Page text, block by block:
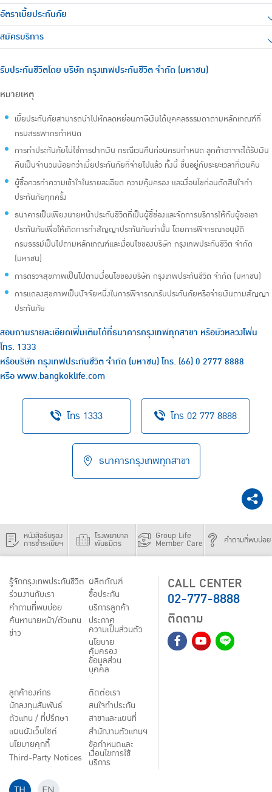
อัตราเบี้ยประกันภัย
สมัครบริการ
รับประกันชีวิตโดย บริษัท กรุงเทพประกันชีวิต จำกัด (มหาชน)
หมายเหตุ
เบี้ยประกันภัยสามารถนำไปหักลดหย่อนภาษีเงินได้บุคคลธรรมดาตามหลักเกณฑ์ที่
กรมสรรพากรกำหนด
การทำประกันภัยไม่ใช่การฝากเงิน กรณีเวนคืนก่อนครบกำหนด ลูกค้าอาจจะได้รับเงิน
คืนเป็นจำนวนน้อยกว่าเบี้ยประกันภัยที่จ่ายไปแล้ว ทั้งนี้ ขึ้นอยู่กับระยะเวลาที่เวนคืน
ผู้ซื้อควรทำความเข้าใจในรายละเอียด ความคุ้มครอง และเงื่อนไขก่อนตัดสินใจทำ
ประกันภัยทุกครั้ง
ธนาคารเป็นเพียงนายหน้าประกันชีวิตที่เป็นผู้ชี้ช่องและจัดการบริการให้กับผู้ขอเอา
ประกันภัยเพื่อให้เกิดการทำสัญญาประกันภัยเท่านั้น โดยการพิจารณาอนุมัติ
กรมธรรม์เป็นไปตามหลักเกณฑ์และเงื่อนไขของบริษัท กรุงเทพประกันชีวิต จำกัด
(มหาชน)
การตรวจสุขภาพเป็นไปตามเงื่อนไขของบริษัท กรุงเทพประกันชีวิต จำกัด (มหาชน)
การแถลงสุขภาพเป็นปัจจัยหนึ่งในการพิจารณารับประกันภัยหรือจ่ายเงินตามสัญญา
ประกันภัย
สอบถามรายละเอียดเพิ่มเติมได้ที่ธนาคารกรุงเทพทุกสาขา หรือบัวหลวงโฟน
โทร. 1333
หรือบริษัท กรุงเทพประกันชีวิต จำกัด (มหาชน) โทร. (66) 0 2777 8888
หรือwww.bangkoklife.com
โทร 1333 โทร 02 777 8888
ธนาคารกรุงเทพทุกสาขา
หนังสือรับรอง
การชำระเบี้ยฯ
โรงพยาบาล
พันธมิตร
Group Life
Member Care คำถามที่พบบ่อย
รู้จักกรุงเทพประกันชีวิต
ร่วมงานกับเรา
คำถามที่พบบ่อย
ค้นหานายหน้า/ตัวแทน
ข่าว
ผลิตภัณฑ์
ชื้อประกัน
บริการลูกค้า
ประกาศ
ความเป็นส่วนตัว
นโยบาย
คุ้มครอง
ข้อมูลส่วน
บุคคล
ลูกค้าองค์กร
นักลงทุนสัมพันธ์
ตัวแทน / ที่ปรึกษา
แผนผังเว็บไซต์
นโยบายคุกกี้
Third-Party Notices
ติดต่อเรา
สนใจทำประกัน
สาขาและแผนที่
สำนักงานตัวแทนฯ
ข้อกำหนดและ
เงื่อนไขการใช้
บริการ
CALL CENTER
02-777-8888
ติดตาม